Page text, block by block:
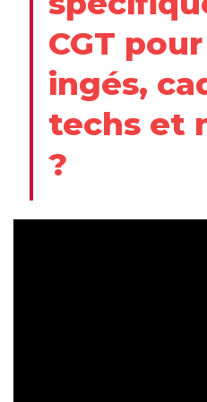
CGT
ingés,
techs et
?